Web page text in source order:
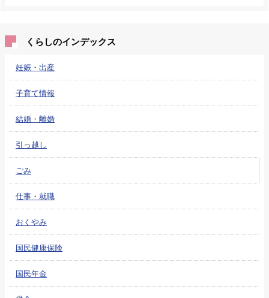
くらしのインデックス
妊娠・出産
子育て情報
結婚・離婚
引っ越し
ごみ
仕事・就職
おくやみ
国民健康保険
国民年金